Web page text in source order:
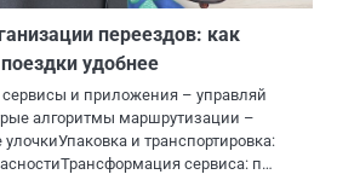
переездов: как
удобнее
и приложения – управляй
алгоритмы маршрутизации –
и транспортировка:
сервиса: п…